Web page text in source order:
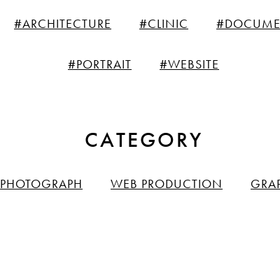
#ARCHITECTURE #CLINIC
#PORTRAIT #WEBSITE
CATEGORY
PHOTOGRAPH WEB PRODUCTION